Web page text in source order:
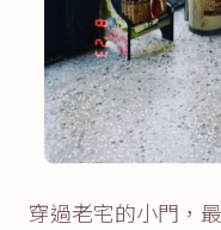
穿過老宅的小門，